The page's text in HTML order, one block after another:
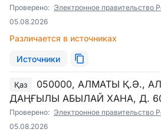
Проверено: Электронное правительство
05.08.2026
Различается в источниках
Источники
Қаз
050000, АЛМАТЫ Қ.Ә.,
ДАҢҒЫЛЫ АБЫЛАЙ ХАНА, Д.
Проверено: Электронное правительство
05.08.2026